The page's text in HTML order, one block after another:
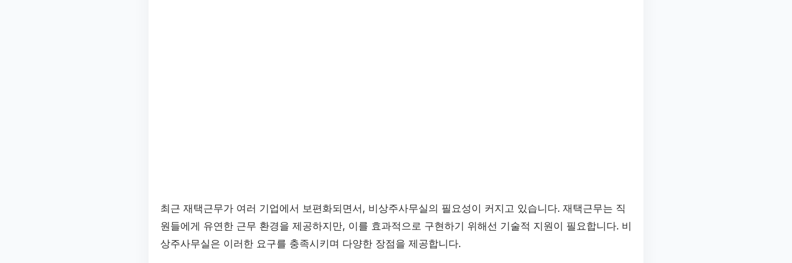
최근 재택근무가 여러 기업에서 보편화되면서, 비상주사무실의 필요성이 커지고 있습니다. 재택근무는 직
원들에게 유연한 근무 환경을 제공하지만, 이를 효과적으로 구현하기 위해선 기술적 지원이 필요합니다. 비
상주사무실은 이러한 요구를 충족시키며 다양한 장점을 제공합니다.